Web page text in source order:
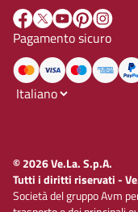
Pagamento sicuro
© 2026 Ve.La. S.p.A.
Tutti i diritti riservati -
Società del gruppo Avm